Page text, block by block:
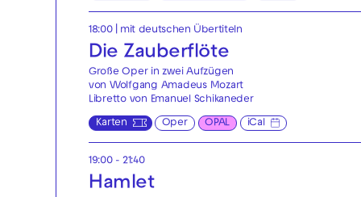
18:00| mit deutschen Übertiteln
Die Zauberflöte
Große Oper in zwei Aufzügen
von Wolfgang Amadeus Mozart
Libretto von Emanuel Schikaneder
Karten Oper OPAL iCal
19:00 - 21:40
Hamlet